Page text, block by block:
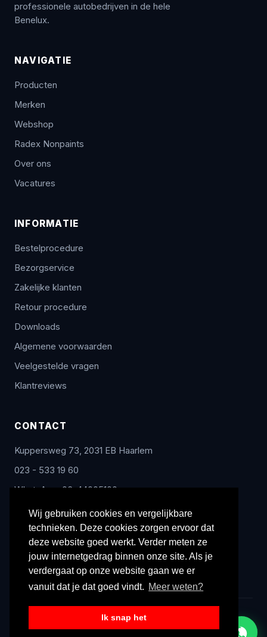
Wij gebruiken cookies en vergelijkbare
technieken. Deze cookies zorgen ervoor dat
deze website goed werkt. Verder meten ze
jouw internetgedrag binnen onze site. Als je
verdergaat op onze website gaan we er
vanuit dat je dat goed vindt. Meer weten?
Ik snap het
professionele autobedrijven in de hele
Benelux.
NAVIGATIE
Producten
Merken
Webshop
Radex Nonpaints
Over ons
Vacatures
INFORMATIE
Bestelprocedure
Bezorgservice
Zakelijke klanten
Retour procedure
Downloads
Algemene voorwaarden
Veelgestelde vragen
Klantreviews
CONTACT
Kuppersweg 73, 2031 EB Haarlem
023 - 533 19 60
WhatsApp: 06-44005100
info@radex-benelux.nl
Ma – Vrij: 9:00 – 17:00
© 2026 Radex Benelux. Alle rechten voorbehouden.
Privacyverklaring